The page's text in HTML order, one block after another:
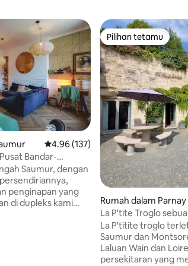
112 ulasan
Penarafan purata 4.96 daripada 5,
4.96 (137)
Bandar-
Letak Kereta
Saumur, dengan
penginapan yang
di dupleks kami
Pilihan tetamu
Pilihan tetamu
Rumah dalam Parnay
La P'tite Troglo
selesa di atas bukit
La P'titite troglo
Saumur dan
Laluan Wain dan
persekitaran yang